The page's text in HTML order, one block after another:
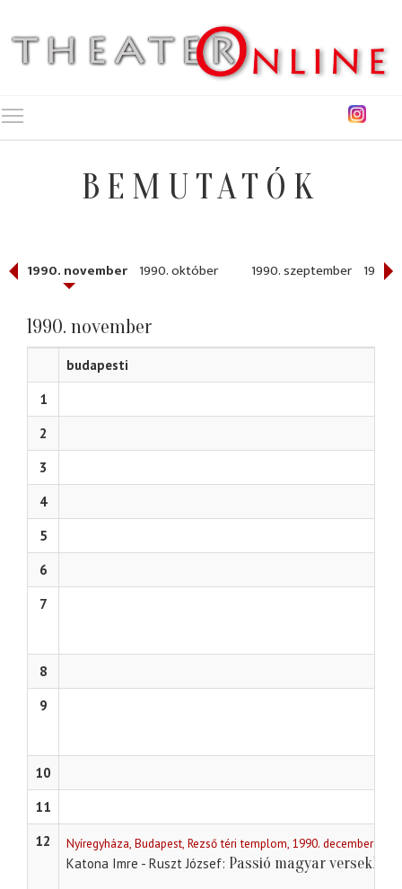
BEMUTATÓK
1990. november 1990. október 1990. szeptember 1990.
1990. november
budapesti
1
2
3
4
5
6
7
8
9
10
11
12
Nyíregyháza, Budapest, Rezső téri templom, 1990. december 20.
Katona Imre - Ruszt József Passió magyar versekben